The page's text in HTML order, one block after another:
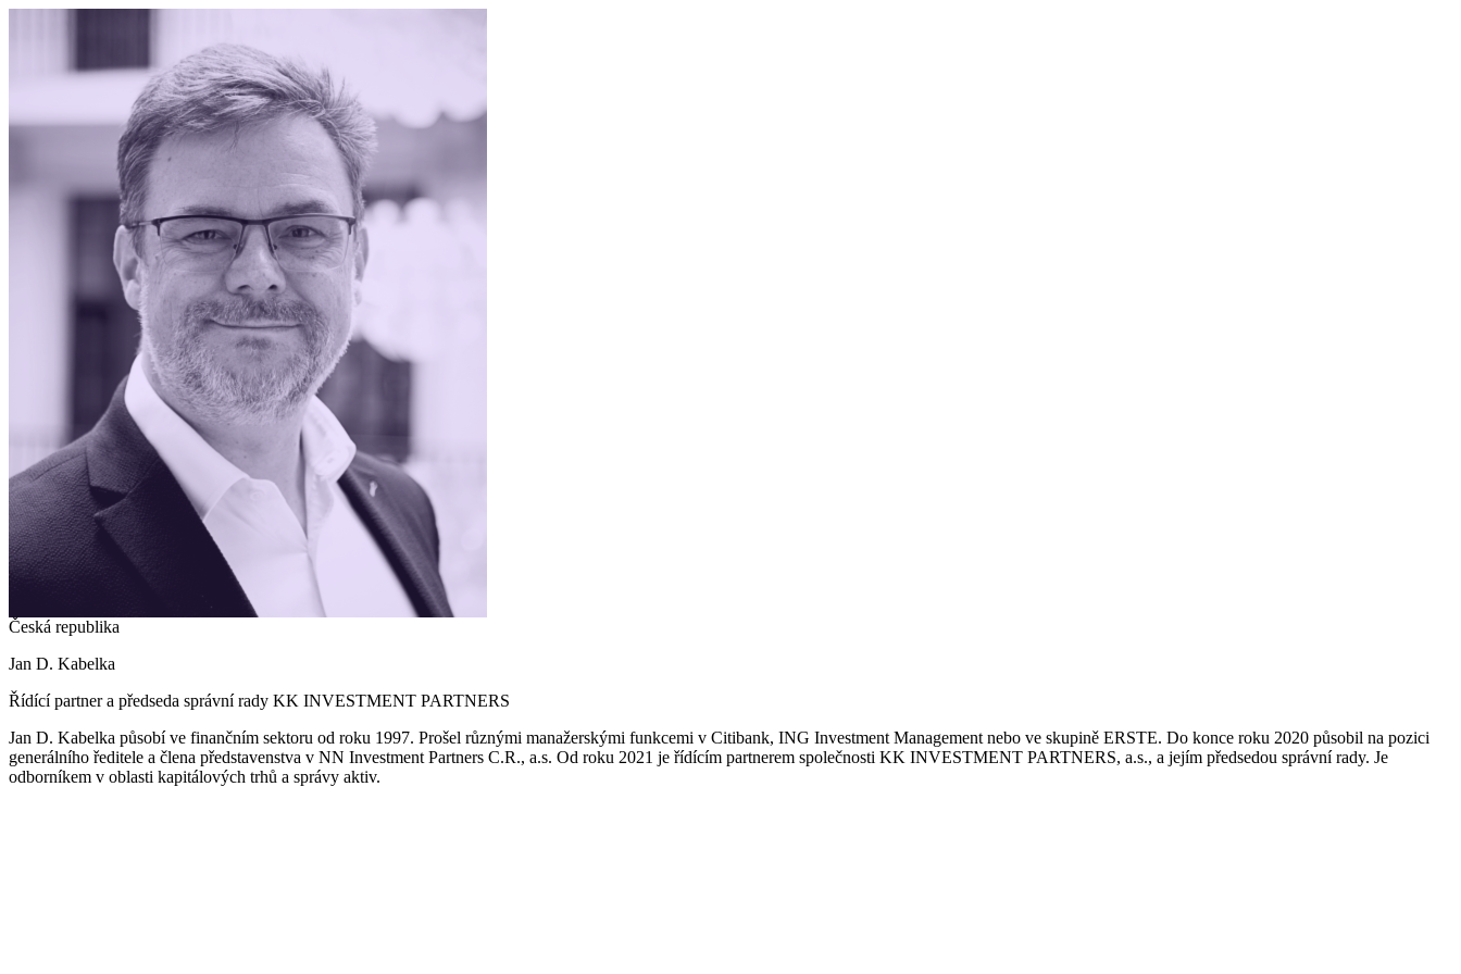
Česká republika
Jan D. Kabelka
Řídící partner a předseda správní rady KK INVESTMENT PARTNERS
Jan D. Kabelka působí ve finančním sektoru od roku 1997. Prošel různými manažerskými funkcemi v Citibank, ING Investment Management nebo ve skupině ERSTE. Do konce roku 2020 působil na pozici
generálního ředitele a člena představenstva v NN Investment Partners C.R., a.s. Od roku 2021 je řídícím partnerem společnosti KK INVESTMENT PARTNERS, a.s., a jejím předsedou správní rady. Je
odborníkem v oblasti kapitálových trhů a správy aktiv.